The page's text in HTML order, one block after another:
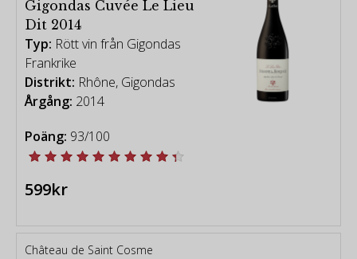
Gigondas Cuvée Le Lieu
Dit 2014
Typ: Rött vin från Gigondas
Frankrike
Distrikt: Rhône, Gigondas
Årgång: 2014
Poäng: 93/100
599kr
Château de Saint Cosme